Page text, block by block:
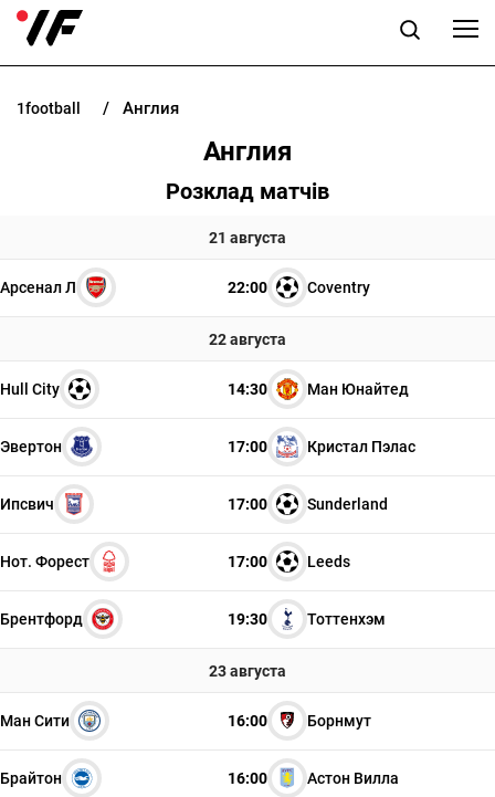
НОВОСТИ
КАЗИНО
1football Англия
Англия
Розклад матчів
21 августа
Арсенал Л 22:00 Coventry
22 августа
Hull City 14:30 Ман Юнайтед
Эвертон 17:00 Кристал Пэлас
Ипсвич 17:00 Sunderland
Нот. Форест 17:00 Leeds
Брентфорд 19:30 Тоттенхэм
23 августа
Ман Сити 16:00 Борнмут
Брайтон 16:00 Астон Вилла